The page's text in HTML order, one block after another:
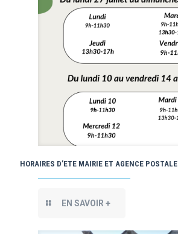
HORAIRES D’ETE MAIRIE ET AGENCE POSTALE
EN SAVOIR +